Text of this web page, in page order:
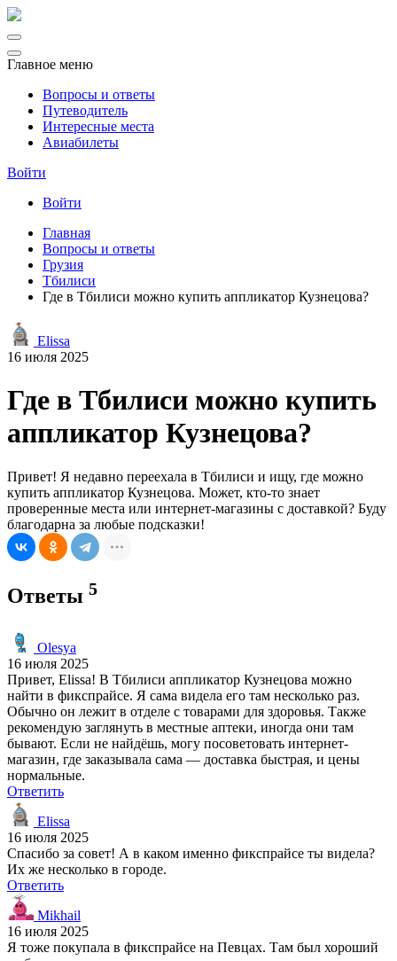
Главное меню
Вопросы и ответы
Путеводитель
Интересные места
Авиабилеты
Войти
Войти
Главная
Вопросы и ответы
Грузия
Тбилиси
Где в Тбилиси можно купить аппликатор Кузнецова?
Elissa
16 июля 2025
Где в Тбилиси можно купить
аппликатор Кузнецова?
Привет! Я недавно переехала в Тбилиси и ищу, где можно
купить аппликатор Кузнецова. Может, кто-то знает
проверенные места или интернет-магазины с доставкой? Буду
благодарна за любые подсказки!
Ответы 5
Olesya
16 июля 2025
Привет, Elissa! В Тбилиси аппликатор Кузнецова можно
найти в фикспрайсе. Я сама видела его там несколько раз.
Обычно он лежит в отделе с товарами для здоровья. Также
рекомендую заглянуть в местные аптеки, иногда они там
бывают. Если не найдёшь, могу посоветовать интернет-
магазин, где заказывала сама — доставка быстрая, и цены
нормальные.
Ответить
Elissa
16 июля 2025
Спасибо за совет! А в каком именно фикспрайсе ты видела?
Их же несколько в городе.
Ответить
Mikhail
16 июля 2025
Я тоже покупала в фикспрайсе на Певцах. Там был хороший